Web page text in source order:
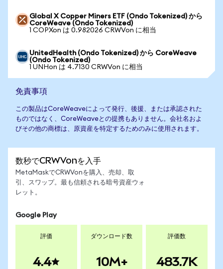
Global X Copper Miners ETF (Ondo Tokenized) から
CoreWeave (Ondo Tokenized)
1 COPXon は 0.982026 CRWVon に相当
UnitedHealth (Ondo Tokenized) から CoreWeave
(Ondo Tokenized)
1 UNHon は 4.7130 CRWVon に相当
免責事項
この製品はCoreWeaveによって発行、後援、または承認された
ものではなく、CoreWeaveとの提携もありません。会社名およ
びその他の商標は、原資産を特定するためのみに使用されます。
数秒でCRWVonを入手
MetaMaskでCRWVonを購入、売却、取
引、スワップ。最も信頼される暗号資産ウォ
レット。
Google Play
評価
4.4
ダウンロード数
10M+
評価数
483.7K